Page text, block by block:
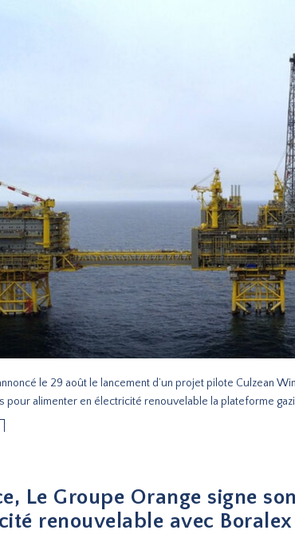
le 29 août le lancement d’un projet pilote Culzean
pour alimenter en électricité renouvelable la plateforme
Le Groupe Orange signe
renouvelable avec Boralex